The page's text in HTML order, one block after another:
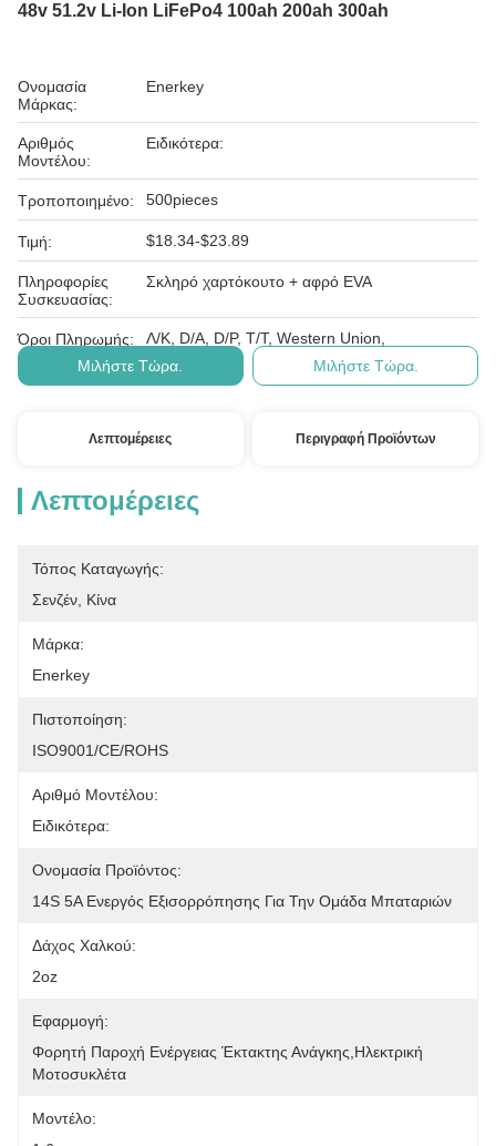
48v 51.2v Li-Ion LiFePo4 100ah 200ah 300ah
Ονομασία
Μάρκας:
Enerkey
Αριθμός
Μοντέλου:
Ειδικότερα:
Τροποποιημένο: 500pieces
Τιμή: $18.34-$23.89
Πληροφορίες
Συσκευασίας:
Σκληρό χαρτόκουτο + αφρό EVA
Όροι Πληρωμής:
Λ/Κ, D/A, D/P, T/T, Western Union,
Μιλήστε Τώρα.
Μιλήστε Τώρα.
Λεπτομέρειες Περιγραφή Προϊόντων
Λεπτομέρειες
Τόπος Καταγωγής:
Σενζέν, Κίνα
Μάρκα:
Enerkey
Πιστοποίηση:
ISO9001/CE/ROHS
Αριθμό Μοντέλου:
Ειδικότερα:
Ονομασία Προϊόντος:
14S 5A Ενεργός Εξισορρόπησης Για Την Ομάδα Μπαταριών
Δάχος Χαλκού:
2oz
Εφαρμογή:
Φορητή Παροχή Ενέργειας Έκτακτης Ανάγκης,ηλεκτρική
Μοτοσυκλέτα
Μοντέλο: